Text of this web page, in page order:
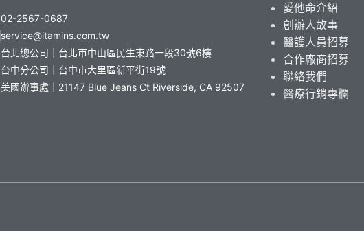
02-2567-0687
service@itamins.com.tw
台北總公司｜台北市中山區民生東路一段30號6樓
台中分公司｜台中市大里區新平街19號
美國辦事處｜21147 Blue Jeans Ct Riverside, CA 92507
愛他命介紹
創辦人故事
醫護人員招募
合作廠商招募
聯絡我們
醫療行銷專欄